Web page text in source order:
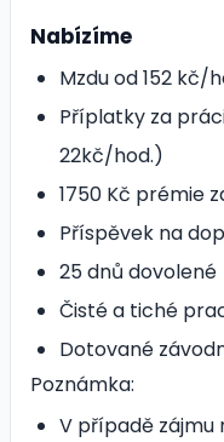
Nabízíme
Mzdu od 152 kč/
Příplatky za
22kč/hod.)
1750 Kč prémie
Příspěvek na
25 dnů dovolené
Čisté a tiché
Dotované
Poznámka:
V případě